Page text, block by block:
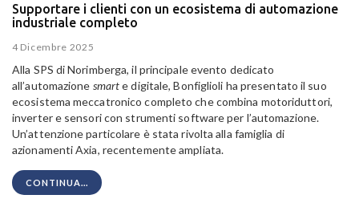
Supportare i clienti con un ecosistema di automazione
industriale completo
4 Dicembre 2025
Alla SPS di Norimberga, il principale evento dedicato
all’automazione smarte digitale, Bonfiglioli ha presentato il suo
ecosistema meccatronico completo che combina motoriduttori,
inverter e sensori con strumenti software per l’automazione.
Un’attenzione particolare è stata rivolta alla famiglia di
azionamenti Axia, recentemente ampliata.
CONTINUA...